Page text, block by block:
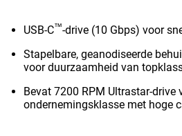
USB-C™-drive (10 Gbps) voor
Stapelbare, geanodiseerde
voor duurzaamheid van
Bevat 7200 RPM Ultrastar-drive
ondernemingsklasse met hoge